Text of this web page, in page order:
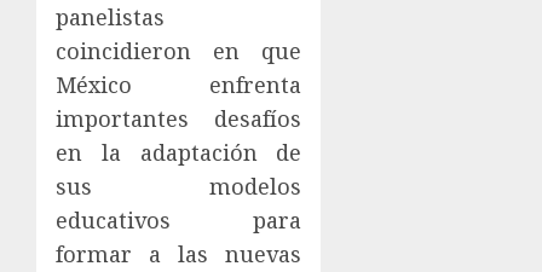
panelistas
coincidieron en que
México enfrenta
importantes desafíos
en la adaptación de
sus modelos
educativos para
formar a las nuevas